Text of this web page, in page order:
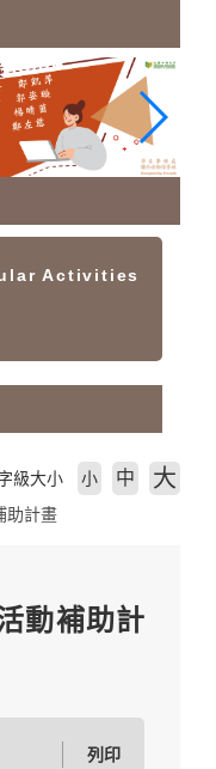
Activities
助計畫
級大小 小 中 大
動補助計
列印